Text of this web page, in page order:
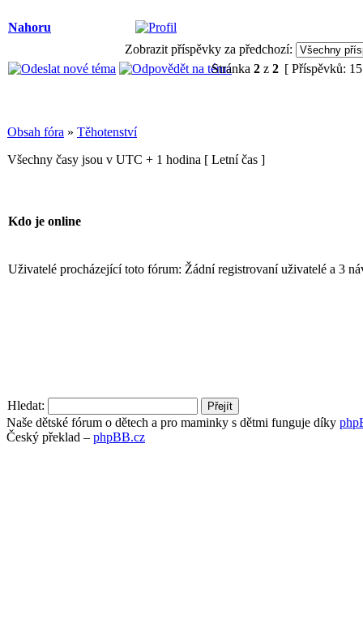
Nahoru
Zobrazit příspěvky za předchozí:
Stránka 2 z 2 [ Příspěvků:
Obsah fóra » Těhotenství
Všechny časy jsou v UTC + 1 hodina [ Letní čas ]
Kdo je online
Uživatelé procházející toto fórum: Žádní registrovaní uživatelé a 3
Hledat:
Naše dětské fórum o dětech a pro maminky s dětmi funguje díky
Český překlad – phpBB.cz